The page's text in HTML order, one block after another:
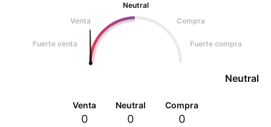
Neutral
Venta
Compra
Fuerte venta Fuerte compra
Neutral
Venta
0
Neutral
0
Compra
0